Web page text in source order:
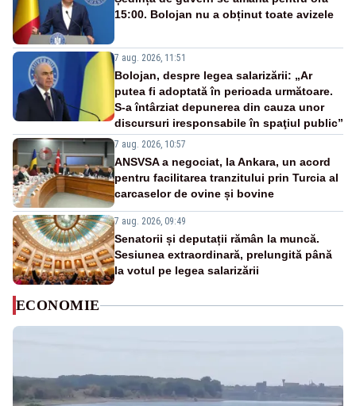
15:00. Bolojan nu a obținut toate avizele
7 aug. 2026, 11:51
Bolojan, despre legea salarizării: „Ar
putea fi adoptată în perioada următoare.
S-a întârziat depunerea din cauza unor
discursuri iresponsabile în spaţiul public”
7 aug. 2026, 10:57
ANSVSA a negociat, la Ankara, un acord
pentru facilitarea tranzitului prin Turcia al
carcaselor de ovine și bovine
7 aug. 2026, 09:49
Senatorii și deputații rămân la muncă.
Sesiunea extraordinară, prelungită până
la votul pe legea salarizării
ECONOMIE